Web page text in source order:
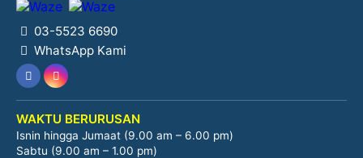
03-5523 6690
WhatsApp Kami
WAKTU BERURUSAN
Isnin hingga Jumaat (9.00 am – 6.00 pm)
Sabtu (9.00 am – 1.00 pm)